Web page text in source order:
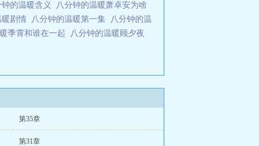
钟的温暖含义
八分钟的温暖萧卓安为啥
暖剧情 八分钟的温暖第一集
八分钟的温
季霄和谁在一起
八分钟的温暖顾夕夜
第35章
第31章